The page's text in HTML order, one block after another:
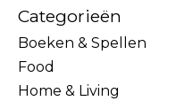
Categorieën
Boeken & Spellen
Food
Home & Living